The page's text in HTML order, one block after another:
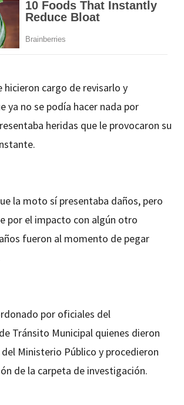
hicieron cargo de revisarlo y
ya no se podía hacer nada por
heridas que le provocaron su
la moto sí presentaba daños, pero
por el impacto con algún otro
fueron al momento de pegar
por oficiales del
Tránsito Municipal quienes dieron
Ministerio Público y procedieron
de la carpeta de investigación.